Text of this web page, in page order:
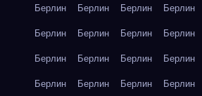
Берлин Берлин Берлин Берлин
Берлин
Берлин Берлин Берлин
Берлин
Берлин Берлин Берлин
Берлин
Берлин Берлин Берлин